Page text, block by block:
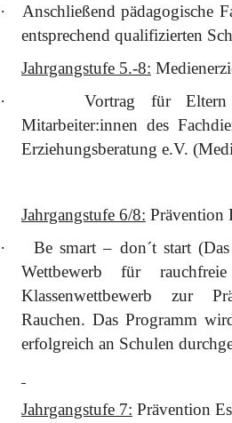
·
Anschließend pädagogische
entsprechend qualifizierten
Jahrgangstufe 5.-8:
·
Vortrag für
Mitarbeiter:innen des
Erziehungsberatung e.V.
Jahrgangstufe 6/8: Prävention
·
Be smart – don´t start
Wettbewerb für
Klassenwettbewerb zur
Rauchen. Das Programm
erfolgreich an Schulen
Jahrgangstufe 7: Prävention